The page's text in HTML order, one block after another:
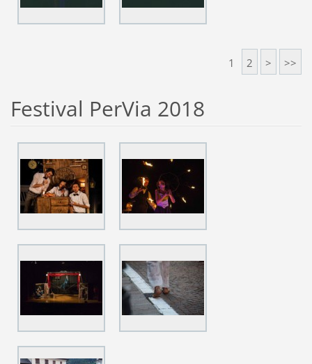
1 2 > >>
Festival PerVia 2018